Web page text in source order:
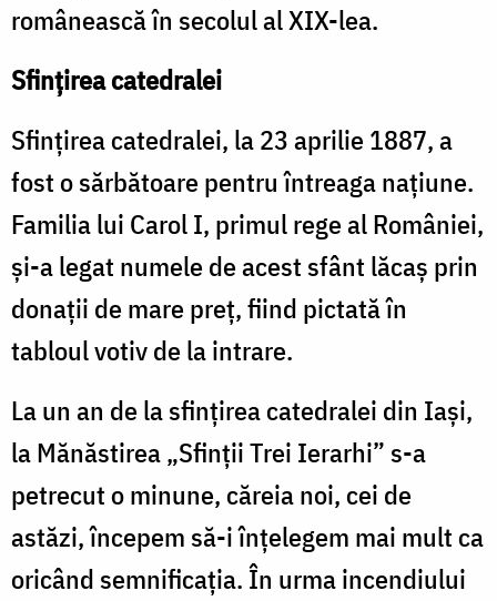
românească în secolul al XIX-lea.
Sfinţirea catedralei
Sfinţirea catedralei, la 23 aprilie 1887, a
fost o sărbătoare pentru întreaga naţiune.
Familia lui Carol I, primul rege al României,
şi-a legat numele de acest sfânt lăcaş prin
donaţii de mare preţ, fiind pictată în
tabloul votiv de la intrare.
La un an de la sfinţirea catedralei din Iaşi,
la Mănăstirea „Sfinţii Trei Ierarhi” s-a
petrecut o minune, căreia noi, cei de
astăzi, începem să-i înţelegem mai mult ca
oricând semnificaţia. În urma incendiului